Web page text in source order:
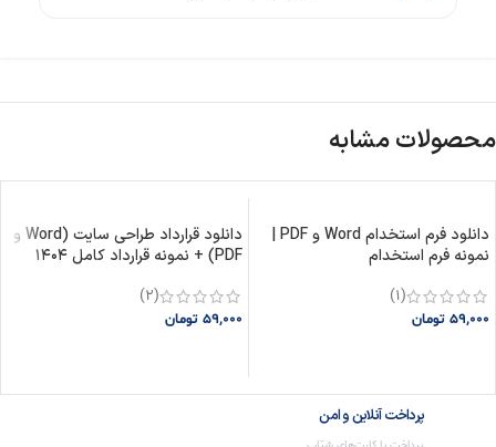
محصولات مشابه
دانلود فرم استخدام Word و PDF |
نمونه فرم استخدام
(1)
59,000 تومان
دانلود قرارداد طراحی سایت (Word و
PDF) + نمونه قرارداد کامل ۱۴۰۴
(2)
59,000 تومان
پرداخت آنلاین و امن